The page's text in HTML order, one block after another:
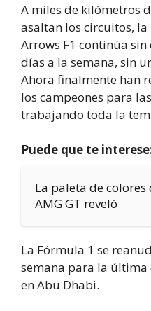
A miles de kilómetros
asaltan los circuitos,
Arrows F1 continúa sin
días a la semana, sin
Ahora finalmente han
los campeones para
trabajando toda la
Puede que te
La paleta de colores
AMG GT reveló
La Fórmula 1 se
semana para la
en Abu Dhabi.